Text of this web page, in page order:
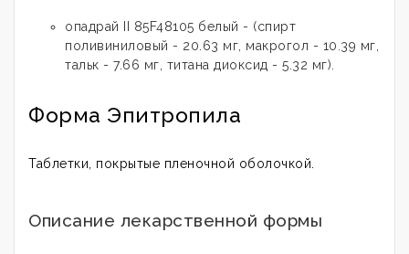
опадрай II 85F48105 белый - (спирт
поливиниловый - 20.63 мг, макрогол - 10.39 мг,
тальк - 7.66 мг, титана диоксид - 5.32 мг).
Форма Эпитропила
Таблетки, покрытые пленочной оболочкой.
Описание лекарственной формы